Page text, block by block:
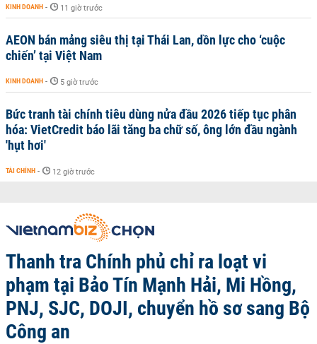
KINH DOANH - 11 giờ trước
AEON bán mảng siêu thị tại Thái Lan, dồn lực cho ‘cuộc
chiến’ tại Việt Nam
KINH DOANH - 5 giờ trước
Bức tranh tài chính tiêu dùng nửa đầu 2026 tiếp tục phân
hóa: VietCredit báo lãi tăng ba chữ số, ông lớn đầu ngành
'hụt hơi'
TÀI CHÍNH - 12 giờ trước
Thanh tra Chính phủ chỉ ra loạt vi
phạm tại Bảo Tín Mạnh Hải, Mi Hồng,
PNJ, SJC, DOJI, chuyển hồ sơ sang Bộ
Công an